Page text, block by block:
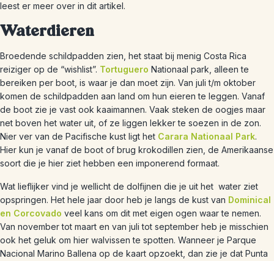
leest er meer over in dit artikel.
Waterdieren
Broedende schildpadden zien, het staat bij menig Costa Rica
reiziger op de “wishlist”. Tortuguero Nationaal park, alleen te
bereiken per boot, is waar je dan moet zijn. Van juli t/m oktober
komen de schildpadden aan land om hun eieren te leggen. Vanaf
de boot zie je vast ook kaaimannen. Vaak steken de oogjes maar
net boven het water uit, of ze liggen lekker te soezen in de zon.
Nier ver van de Pacifische kust ligt het Carara Nationaal Park.
Hier kun je vanaf de boot of brug krokodillen zien, de Amerikaanse
soort die je hier ziet hebben een imponerend formaat.
Wat lieflijker vind je wellicht de dolfijnen die je uit het water ziet
opspringen. Het hele jaar door heb je langs de kust van Dominical
en Corcovado veel kans om dit met eigen ogen waar te nemen.
Van november tot maart en van juli tot september heb je misschien
ook het geluk om hier walvissen te spotten. Wanneer je Parque
Nacional Marino Ballena op de kaart opzoekt, dan zie je dat Punta